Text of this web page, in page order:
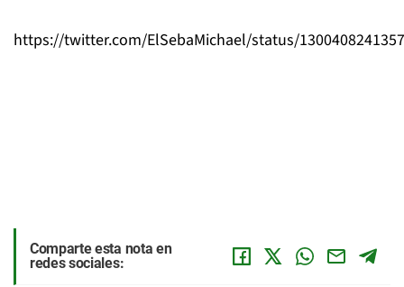
https://twitter.com/ElSebaMichael/status/
Comparte esta nota en
redes sociales: